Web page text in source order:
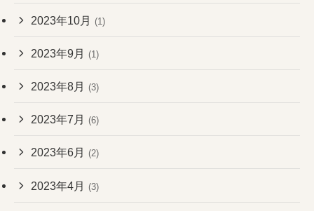
2023年10月 (1)
2023年9月 (1)
2023年8月 (3)
2023年7月 (6)
2023年6月 (2)
2023年4月 (3)